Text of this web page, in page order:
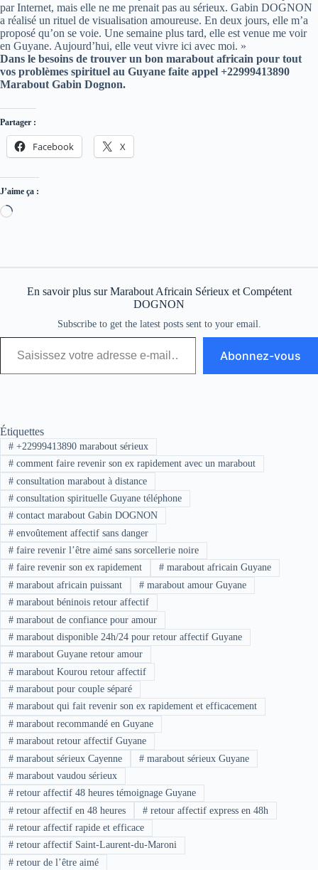
par Internet, mais elle ne me prenait pas au sérieux. Gabin DOGNON
a réalisé un rituel de visualisation amoureuse. En deux jours, elle m’a
proposé qu’on se voie. Une semaine plus tard, elle est venue me voir
en Guyane. Aujourd’hui, elle veut vivre ici avec moi. »
Dans le besoins de trouver un bon marabout africain pour tout
vos problèmes spirituel au Guyane faite appel +22999413890
Marabout Gabin Dognon.
Partager :
Facebook X
J’aime ça :
En savoir plus sur Marabout Africain Sérieux et Compétent
DOGNON
Subscribe to get the latest posts sent to your email.
Abonnez-vous
Étiquettes
#+22999413890 marabout sérieux
#comment faire revenir son ex rapidement avec un marabout
#consultation marabout à distance
#consultation spirituelle Guyane téléphone
#contact marabout Gabin DOGNON
#envoûtement affectif sans danger
#faire revenir l’être aimé sans sorcellerie noire
#faire revenir son ex rapidement #marabout africain Guyane
#marabout africain puissant #marabout amour Guyane
#marabout béninois retour affectif
#marabout de confiance pour amour
#marabout disponible 24h/24 pour retour affectif Guyane
#marabout Guyane retour amour
#marabout Kourou retour affectif
#marabout pour couple séparé
#marabout qui fait revenir son ex rapidement et efficacement
#marabout recommandé en Guyane
#marabout retour affectif Guyane
#marabout sérieux Cayenne #marabout sérieux Guyane
#marabout vaudou sérieux
#retour affectif 48 heures témoignage Guyane
#retour affectif en 48 heures #retour affectif express en 48h
#retour affectif rapide et efficace
#retour affectif Saint-Laurent-du-Maroni
#retour de l’être aimé